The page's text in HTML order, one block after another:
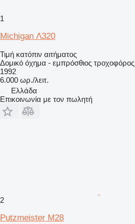
1
Michigan Λ320
Τιμή κατόπιν αιτήματος
Δομικό όχημα - εμπρόσθιος
1992
6.000 ωρ./λειτ.
Ελλάδα
Επικοινωνία με τον πωλητή
2
Putzmeister M28